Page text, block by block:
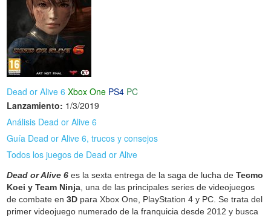
Dead or Alive 6 Xbox One PS4 PC
Lanzamiento: 1/3/2019
Análisis Dead or Alive 6
Guía Dead or Alive 6, trucos y consejos
Todos los juegos de Dead or Alive
Dead or Alive 6 es la sexta entrega de la saga de lucha deTecmo
Koei y Team Ninja , una de las principales series de videojuegos
de combate en3D para Xbox One, PlayStation 4 y PC. Se trata del
primer videojuego numerado de la franquicia desde 2012 y busca